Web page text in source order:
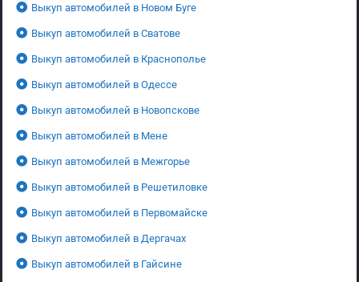
Выкуп автомобилей в Новом Буге
Выкуп автомобилей в Сватове
Выкуп автомобилей в Краснополье
Выкуп автомобилей в Одессе
Выкуп автомобилей в Новопскове
Выкуп автомобилей в Мене
Выкуп автомобилей в Межгорье
Выкуп автомобилей в Решетиловке
Выкуп автомобилей в Первомайске
Выкуп автомобилей в Дергачах
Выкуп автомобилей в Гайсине